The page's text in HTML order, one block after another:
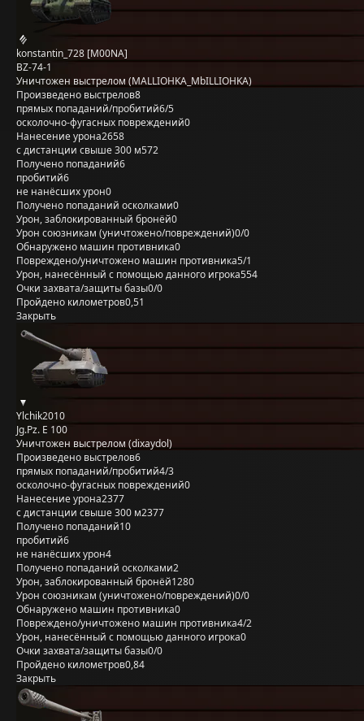
konstantin_728 [M00NA]
BZ-74-1
Уничтожен выстрелом (MALLIOHKA_MbILLIOHKA)
Произведено выстрелов8
прямых попаданий/пробитий6/5
осколочно-фугасных повреждений0
Нанесение урона2658
с дистанции свыше 300 м572
Получено попаданий6
пробитий6
не нанёсших урон0
Получено попаданий осколками0
Урон, заблокированный бронёй0
Урон союзникам (уничтожено/повреждений)0/0
Обнаружено машин противника0
Повреждено/уничтожено машин противника5/1
Урон, нанесённый с помощью данного игрока554
Очки захвата/защиты базы0/0
Пройдено километров0,51
Закрыть
Ylchik2010
Jg.Pz. E 100
Уничтожен выстрелом (dixaydol)
Произведено выстрелов6
прямых попаданий/пробитий4/3
осколочно-фугасных повреждений0
Нанесение урона2377
с дистанции свыше 300 м2377
Получено попаданий10
пробитий6
не нанёсших урон4
Получено попаданий осколками2
Урон, заблокированный бронёй1280
Урон союзникам (уничтожено/повреждений)0/0
Обнаружено машин противника0
Повреждено/уничтожено машин противника4/2
Урон, нанесённый с помощью данного игрока0
Очки захвата/защиты базы0/0
Пройдено километров0,84
Закрыть